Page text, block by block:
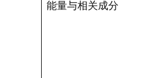
能量与相关成分